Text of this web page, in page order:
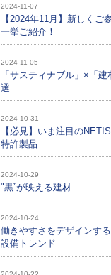
2024-11-07
【2024年11月】新しくご
一挙ご紹介！
2024-11-05
「サスティナブル」×「
選
2024-10-31
【必見】いま注目の
特許製品
2024-10-29
"黒”が映える建材
2024-10-24
働きやすさをデザインす
設備トレンド